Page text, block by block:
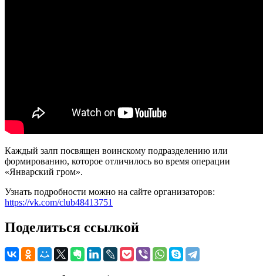
Каждый залп посвящен воинскому подразделению или
формированию, которое отличилось во время операции
«Январский гром».
Узнать подробности можно на сайте организаторов:
https://vk.com/club48413751
Поделиться ссылкой